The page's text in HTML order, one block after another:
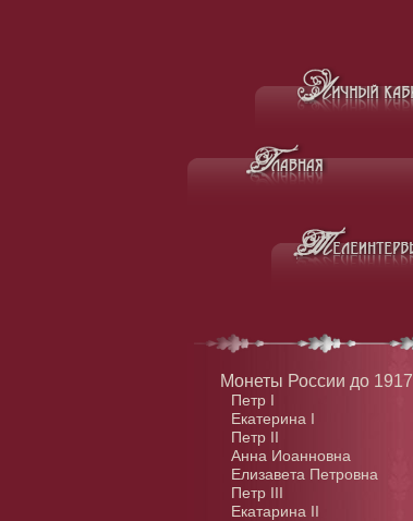
Монеты России до 1917
Петр I
Екатерина I
Петр II
Анна Иоанновна
Елизавета Петровна
Петр III
Екатарина II